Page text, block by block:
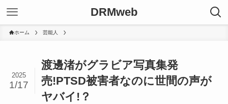
DRMweb
ホーム 芸能人
渡邊渚がグラビア写真集発
売!PTSD被害者なのに世間の声が
ヤバイ!？
2025
1/17